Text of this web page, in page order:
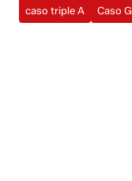
caso triple A
Caso